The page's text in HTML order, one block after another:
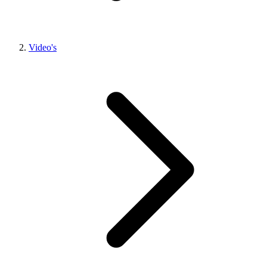
Video's